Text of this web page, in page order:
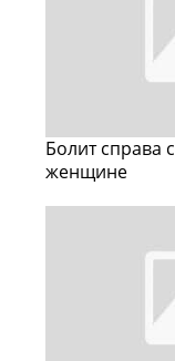
Болит справа
женщине